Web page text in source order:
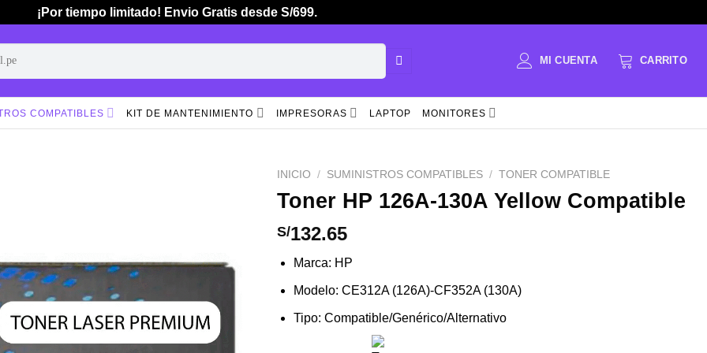
¡Por tiempo limitado! Envio Gratis desde S/699.
COMPATIBLES KIT DE MANTENIMIENTO IMPRESORAS LAPTOP MONITORES
deseos
INICIO / SUMINISTROS COMPATIBLES / TONER COMPATIBLE
Toner HP 126A-130A Yellow Compatible
S/132.65
Marca: HP
Modelo: CE312A (126A)-CF352A (130A)
Tipo: Compatible/Genérico/Alternativo